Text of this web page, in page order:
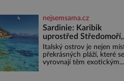
nakládají na povozy. Stačí
přitom jediný nápad,
ke kufru kolečka. Jenže
ten nikdo dlouho
Až jednou se na letišti
věta, která změní
nejsemsama.cz
Sardinie: Karibik
uprostřed Středomoří,
který vás okouzlí
Italský ostrov je nejen
překrásných pláží, které se
vyrovnají těm exotickým.